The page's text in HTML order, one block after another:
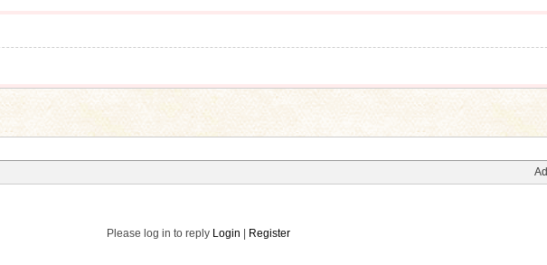
Please log in to reply Login Register